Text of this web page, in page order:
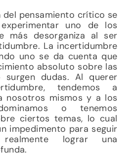
del pensamiento crítico se
uno de los
más desorganiza al ser
La incertidumbre
uno se da cuenta que
absoluto sobre las
surgen dudas. Al querer
tendemos a
nosotros mismos y a los
o tenemos
ciertos temas, lo cual
impedimento para seguir
lograr una